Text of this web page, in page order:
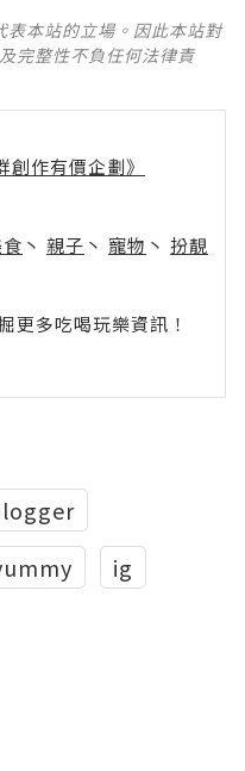
本站的立場。因此本站對
完整性不負任何法律責
創作有價企劃》
丶 親子 丶 寵物 丶 扮靚
多吃喝玩樂資訊！
ig